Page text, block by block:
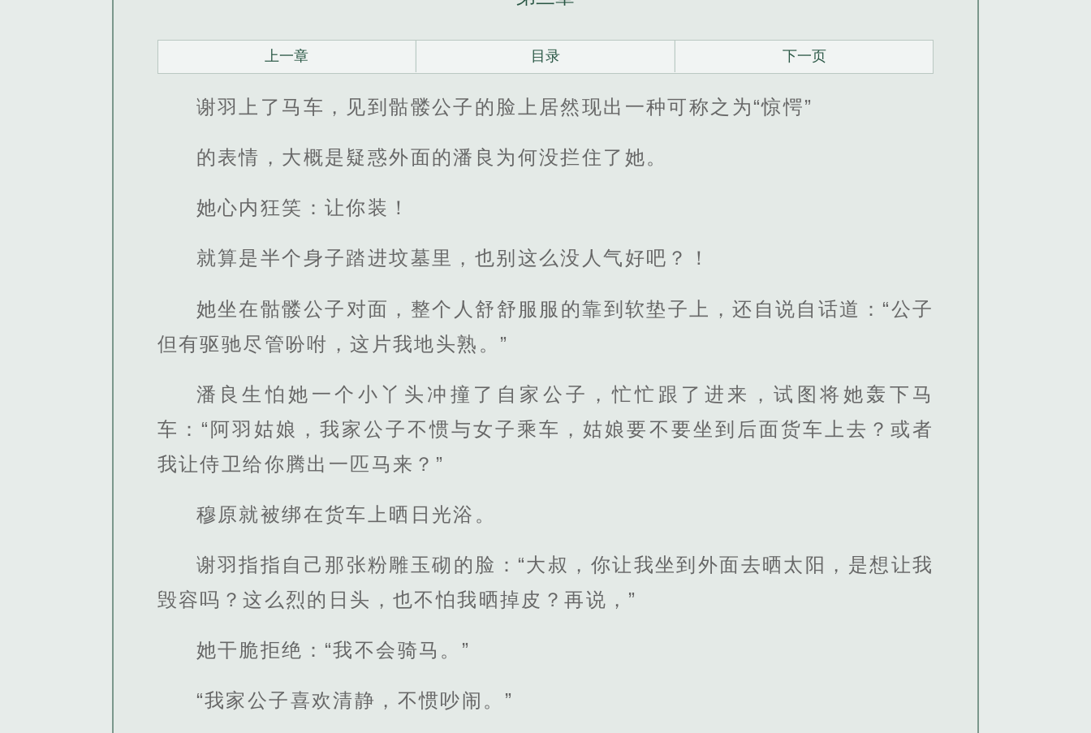
上一章 目录 下一页
谢羽上了马车，见到骷髅公子的脸上居然现出一种可称之为“惊愕”
的表情，大概是疑惑外面的潘良为何没拦住了她。
她心内狂笑：让你装！
就算是半个身子踏进坟墓里，也别这么没人气好吧？！
她坐在骷髅公子对面，整个人舒舒服服的靠到软垫子上，还自说自话道：“公子
但有驱驰尽管吩咐，这片我地头熟。”
潘良生怕她一个小丫头冲撞了自家公子，忙忙跟了进来，试图将她轰下马
车：“阿羽姑娘，我家公子不惯与女子乘车，姑娘要不要坐到后面货车上去？或者
我让侍卫给你腾出一匹马来？”
穆原就被绑在货车上晒日光浴。
谢羽指指自己那张粉雕玉砌的脸：“大叔，你让我坐到外面去晒太阳，是想让我
毁容吗？这么烈的日头，也不怕我晒掉皮？再说，”
她干脆拒绝：“我不会骑马。”
“我家公子喜欢清静，不惯吵闹。”